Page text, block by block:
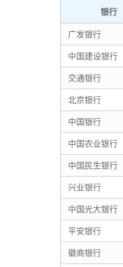
银行
广发银行
中国建设银行
交通银行
北京银行
中国银行
中国农业银行
中国民生银行
兴业银行
中国光大银行
平安银行
徽商银行